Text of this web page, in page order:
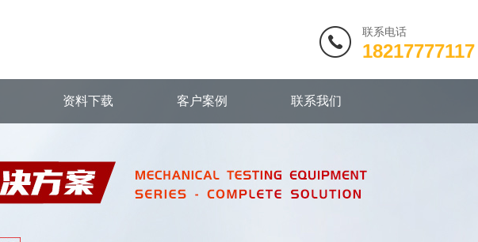
联系电话
18217777117
资料下载 客户案例 联系我们